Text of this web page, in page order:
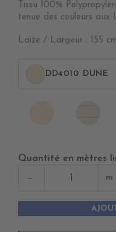
Tissu 100%
tenue des couleurs aux
Laize / Largeur : 155 cm
DD4010 DUNE
DD4010
Quantité en mètres
− m